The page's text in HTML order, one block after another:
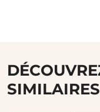
SIMILAIRES